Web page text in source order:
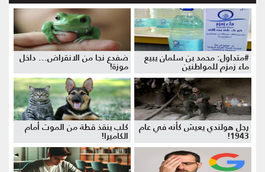
#متداول: محمد بن سلمان يبيع
ماء زمزم للمواطنين
ضفدع نجا من الانقراض... داخل
موزة!
رجل هولندي يعيش كأنه في عام
1943!
كلب ينقذ قطة من الموت أمام
الكاميرا!